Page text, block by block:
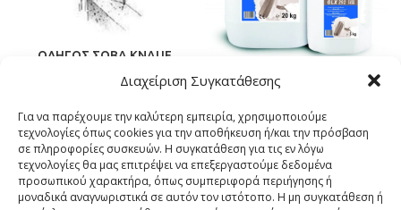
Διαχείριση Συγκατάθεσης
Για να παρέχουμε την καλύτερη εμπειρία, χρησιμοποιούμε
τεχνολογίες όπως cookies για την αποθήκευση ή/και την πρόσβαση
σε πληροφορίες συσκευών. Η συγκατάθεση για τις εν λόγω
τεχνολογίες θα μας επιτρέψει να επεξεργαστούμε δεδομένα
προσωπικού χαρακτήρα, όπως συμπεριφορά περιήγησης ή
μοναδικά αναγνωριστικά σε αυτόν τον ιστότοπο. Η μη συγκατάθεση ή
ΟΔΗΓΟΣ ΣΟΒΑ KNAUF
Το GLX 292 είναι ακρυλικό
αστάρι υψηλής διείσδυσης
κατάλληλο για προετοιμασία
νέων επιφανειών, πχ εμφανή
τσιμέντα, σοβάδες, τούβλα,